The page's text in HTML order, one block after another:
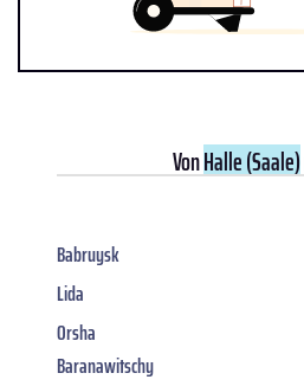
VonHalle (Saale)
Babruysk
Lida
Orsha
Baranawitschy